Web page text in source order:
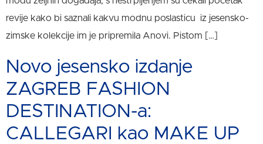
revije kako bi saznali kakvu modnu poslasticu iz jesensko-
zimske kolekcije im je pripremila Anovi. Pistom […]
Novo jesensko izdanje
ZAGREB FASHION
DESTINATION-a:
CALLEGARI kao MAKE UP